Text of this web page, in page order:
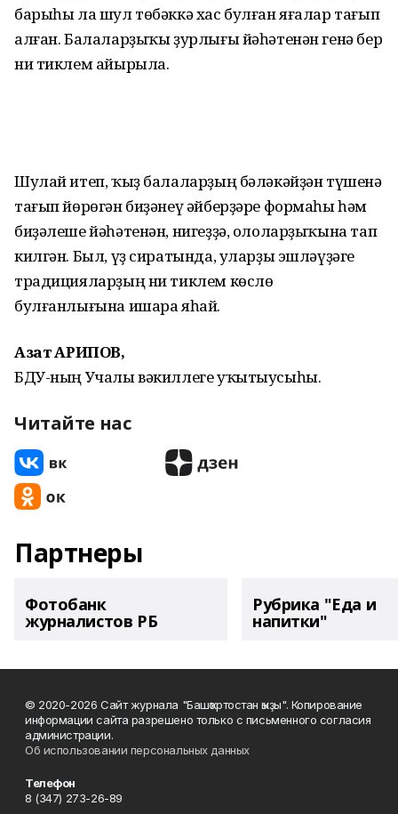
барыһы ла шул төбәккә хас булған яғалар тағып
алған. Балаларҙыҡы ҙурлығы йәһәтенән генә бер
ни тиклем айырыла.
Шулай итеп, ҡыҙ балаларҙың бәләкәйҙән түшенә
тағып йөрөгән биҙәнеү әйберҙәре формаһы һәм
биҙәлеше йәһәтенән, нигеҙҙә, ололарҙыҡына тап
килгән. Был, үҙ сиратында, уларҙы эшләүҙәге
традицияларҙың ни тиклем көслө
булғанлығына ишара яһай.
Азат ҒАРИПОВ,
БДУ-ның Учалы вәкиллеге уҡытыусыһы.
Читайте нас
Партнеры
Фотобанк
журналистов РБ
Рубрика "Еда и
напитки"
© 2020-2026 Сайт журнала "Башҡортостан ҡыҙы". Копирование
информации сайта разрешено только с письменного согласия
администрации.
Об использовании персональных данных
Телефон
8 (347) 273-26-89